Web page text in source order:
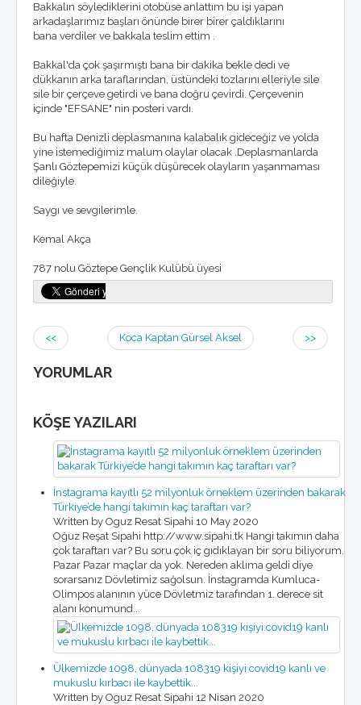
Mustafa Dalyanoğlu
Koray Emre Çokbankır
Serkan Boyacıoğlu
Hakan Taşpınar
Mehmet Altan
Özkan Cengiz
Özant Önçağ
Bakkalın söylediklerini otobüse anlattım bu işi yapan
arkadaşlarımız başları önünde birer birer çaldıklarını
bana verdiler ve bakkala teslim ettim .
Bakkal'da çok şaşırmıştı bana bir dakika bekle dedi ve
dükkanın arka taraflarından, üstündeki tozlarını elleriyle sile
sile bir çerçeve getirdi ve bana doğru çevirdi. Çerçevenin
içinde "EFSANE" nin posteri vardı.
Bu hafta Denizli deplasmanına kalabalık gideceğiz ve yolda
yine istemediğimiz malum olaylar olacak .Deplasmanlarda
Şanlı Göztepemizi küçük düşürecek olayların yaşanmaması
dileğiyle.
Saygı ve sevgilerimle.
Kemal Akça
787 nolu Göztepe Gençlik Kulübü üyesi
<< Koca Kaptan Gürsel Aksel >>
YORUMLAR
KÖŞE YAZILARI
İnstagrama kayıtlı 52 milyonluk örneklem üzerinden bakarak
Türkiye’de hangi takımın kaç taraftarı var?
Written by Oguz Resat Sipahi 10 May 2020
Oğuz Reşat Sipahi http://www.sipahi.tk Hangi takımın daha
çok taraftarı var? Bu soru çok iç gıdıklayan bir soru biliyorum.
Pazar Pazar maçlar da yok. Nereden aklıma geldi diye
sorarsanız Dövletimiz sağolsun. İnstagramda Kumluca-
Olimpos alanının yüce Dövletmiz tarafından 1. derece sit
alanı konumund...
Ülkemizde 1098, dünyada 108319 kişiyi covid19 kanlı ve
mukuslu kırbacı ile kaybettik...
Written by Oguz Resat Sipahi 12 Nisan 2020